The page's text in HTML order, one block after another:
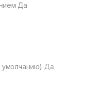
Да
умолчанию) Да